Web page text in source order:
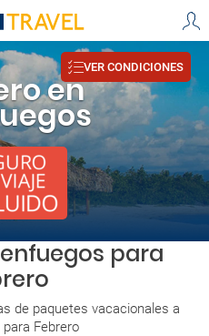
en
VER CONDICIONES
para
de paquetes vacacionales a
Febrero